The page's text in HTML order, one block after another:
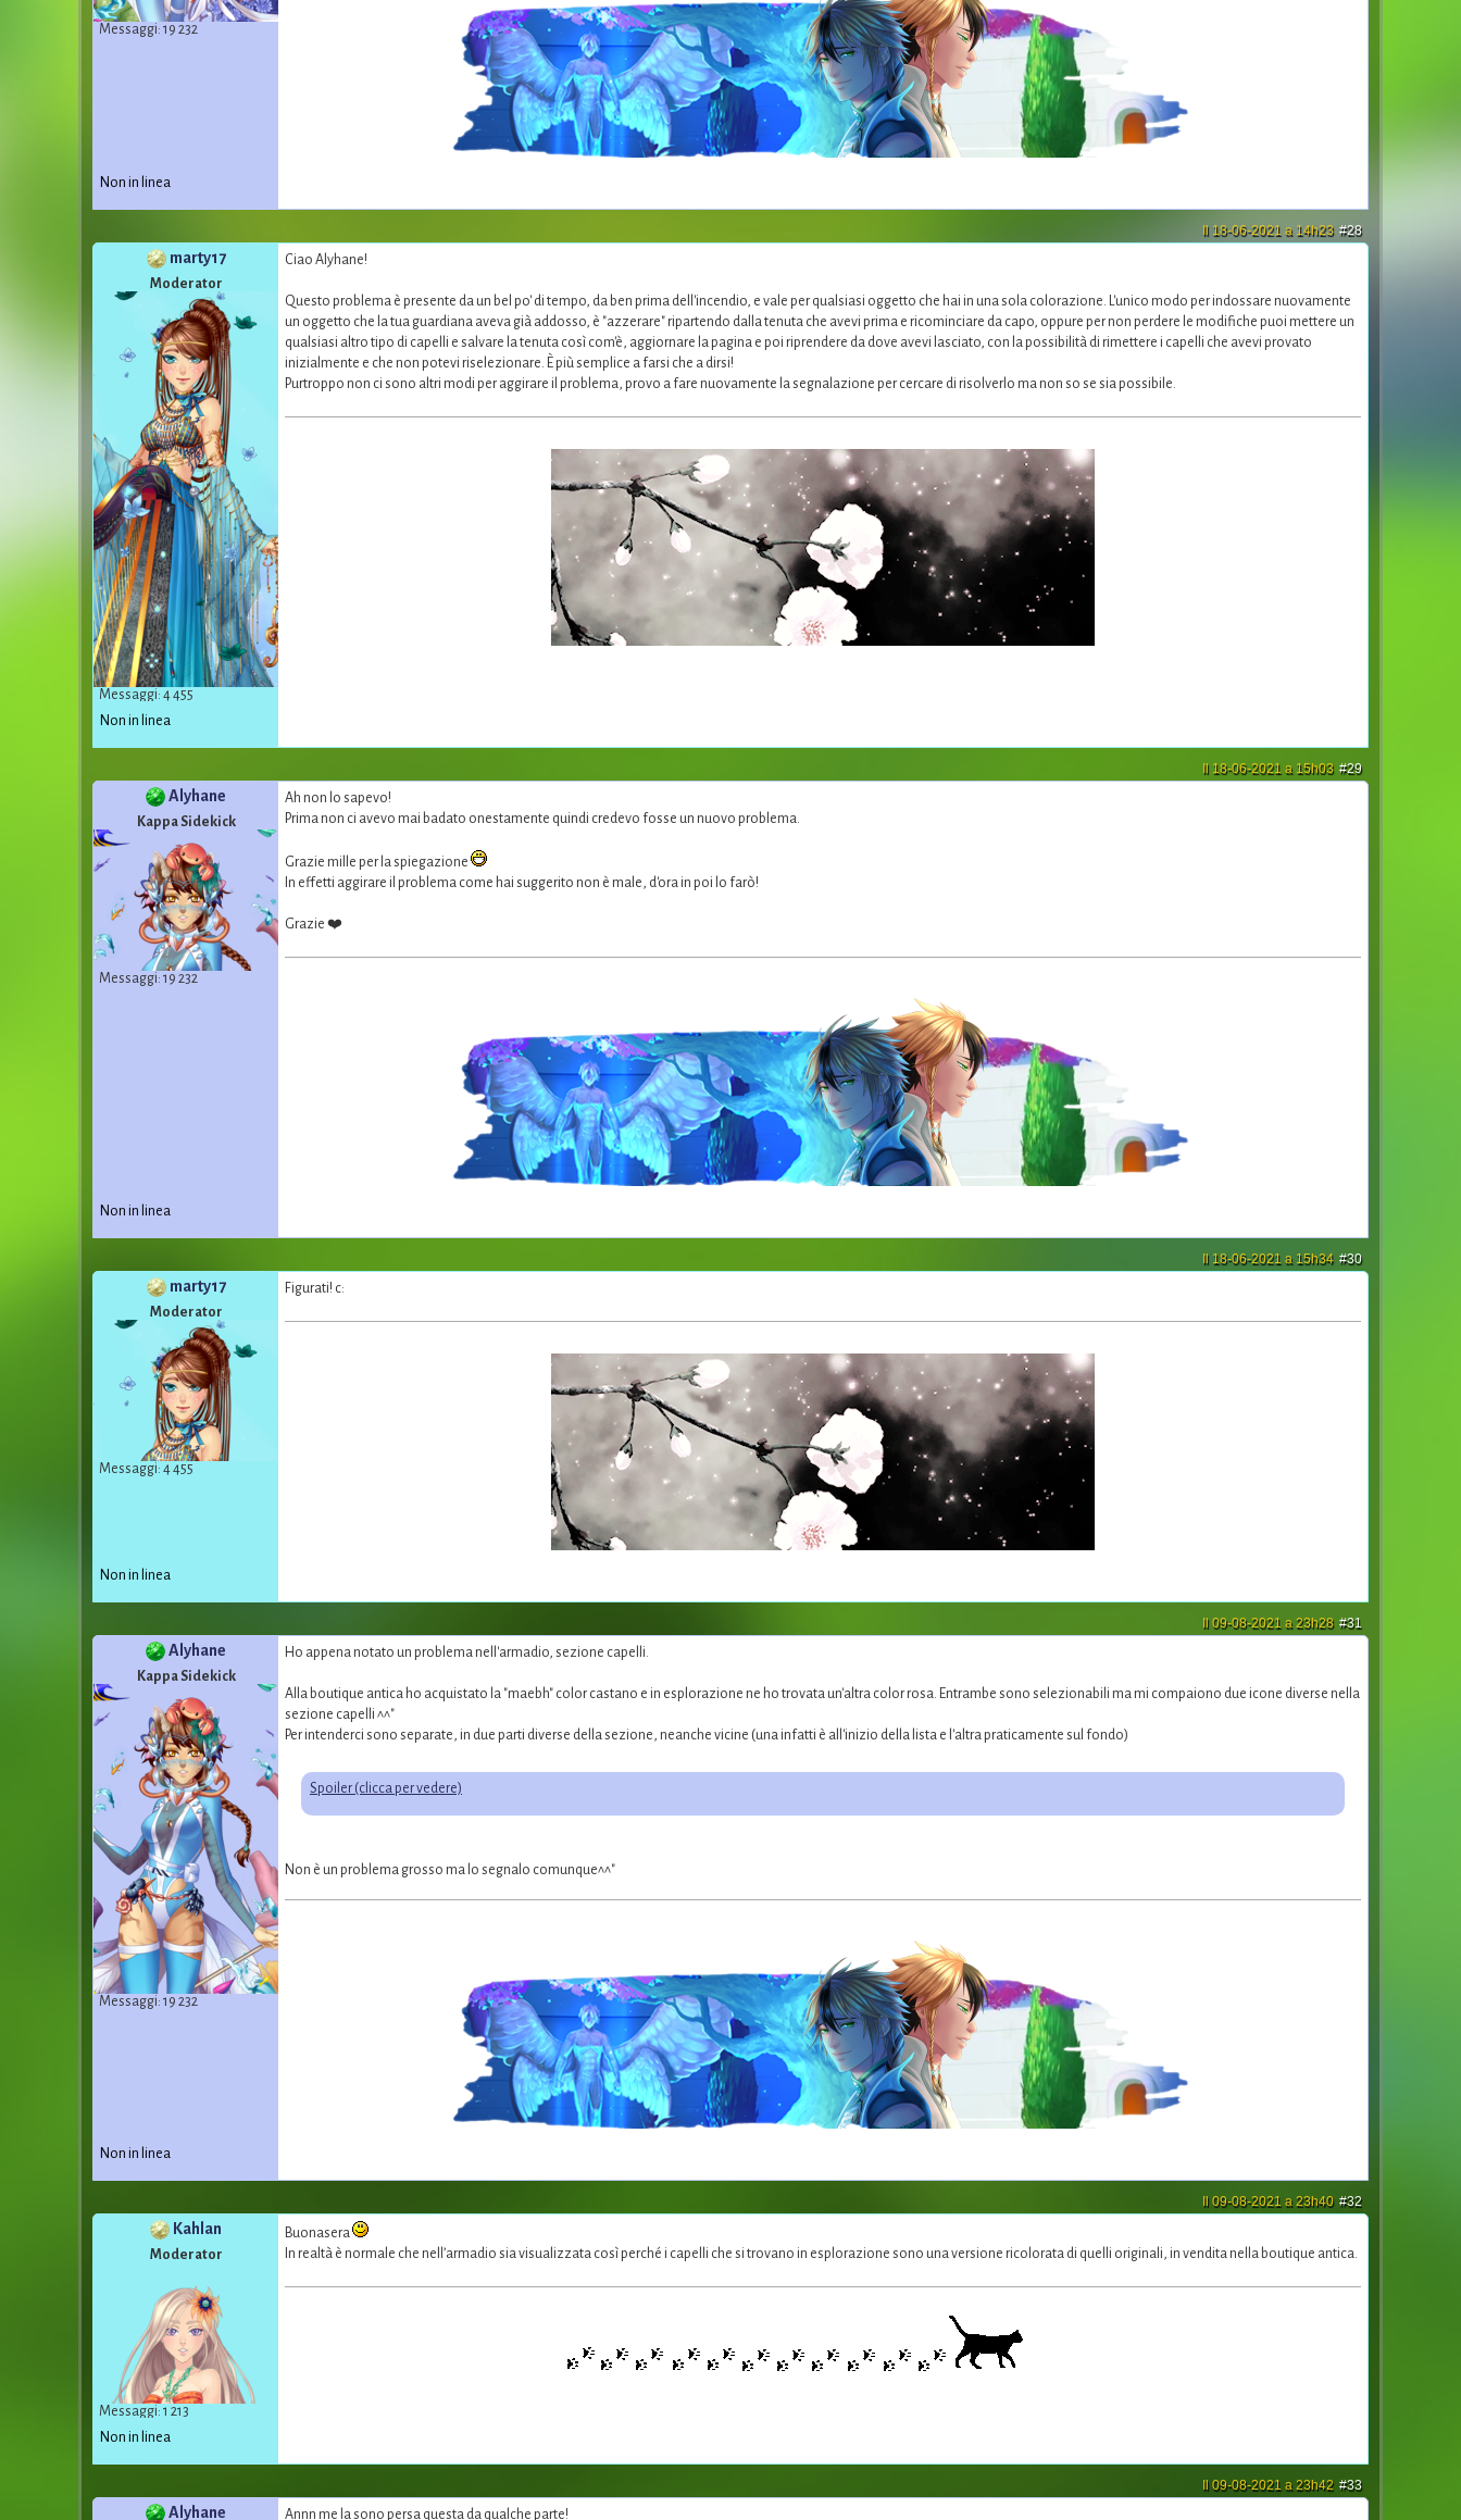
Messaggi: 19 232
Non in linea
#28
Il 18-06-2021 a 14h23
marty17
Moderator
Messaggi: 4 455
Ciao Alyhane!
Questo problema è presente da un bel po' di tempo, da ben prima dell'incendio, e vale per qualsiasi oggetto che hai in una sola colorazione. L'unico modo per indossare nuovamente
un oggetto che la tua guardiana aveva già addosso, è "azzerare" ripartendo dalla tenuta che avevi prima e ricominciare da capo, oppure per non perdere le modifiche puoi mettere un
qualsiasi altro tipo di capelli e salvare la tenuta così com'è, aggiornare la pagina e poi riprendere da dove avevi lasciato, con la possibilità di rimettere i capelli che avevi provato
inizialmente e che non potevi riselezionare. È più semplice a farsi che a dirsi!
Purtroppo non ci sono altri modi per aggirare il problema, provo a fare nuovamente la segnalazione per cercare di risolverlo ma non so se sia possibile.
Non in linea
#29
Il 18-06-2021 a 15h03
Alyhane
Kappa Sidekick
Messaggi: 19 232
Ah non lo sapevo!
Prima non ci avevo mai badato onestamente quindi credevo fosse un nuovo problema.
Grazie mille per la spiegazione
In effetti aggirare il problema come hai suggerito non è male, d'ora in poi lo farò!
Grazie ❤️
Non in linea
#30
Il 18-06-2021 a 15h34
marty17
Moderator
Messaggi: 4 455
Figurati! c:
Non in linea
#31
Il 09-08-2021 a 23h28
Alyhane
Kappa Sidekick
Messaggi: 19 232
Ho appena notato un problema nell'armadio, sezione capelli.
Alla boutique antica ho acquistato la "maebh" color castano e in esplorazione ne ho trovata un'altra color rosa. Entrambe sono selezionabili ma mi compaiono due icone diverse nella
sezione capelli ^^"
Per intenderci sono separate, in due parti diverse della sezione, neanche vicine (una infatti è all'inizio della lista e l'altra praticamente sul fondo)
Spoiler (clicca per vedere)
Non è un problema grosso ma lo segnalo comunque^^"
Non in linea
#32
Il 09-08-2021 a 23h40
Kahlan
Moderator
Messaggi: 1 213
Buonasera
In realtà è normale che nell’armadio sia visualizzata così perché i capelli che si trovano in esplorazione sono una versione ricolorata di quelli originali, in vendita nella boutique antica.
Non in linea
#33
Il 09-08-2021 a 23h42
Alyhane Annn me la sono persa questa da qualche parte!